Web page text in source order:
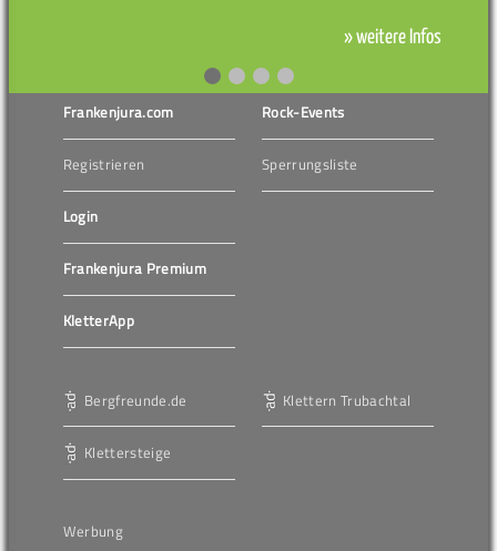
» weitere Infos
Frankenjura.com
Registrieren
Login
Frankenjura Premium
KletterApp
Rock-Events
Sperrungsliste
Bergfreunde.de
Klettersteige
Klettern Trubachtal
Werbung